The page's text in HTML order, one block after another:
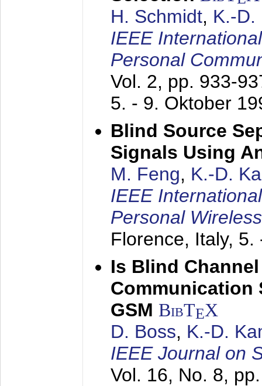
H. Schmidt, K.-D.
IEEE
Personal
Vol. 2, pp. 933-
5. - 9. Oktober
Blind Source
Signals Using
M. Feng, K.-D.
IEEE
Personal
Florence, Italy, 5.
Is Blind
Communication
GSM BibTEX
D. Boss, K.-D.
IEEE Journal on
Vol. 16, No. 8,